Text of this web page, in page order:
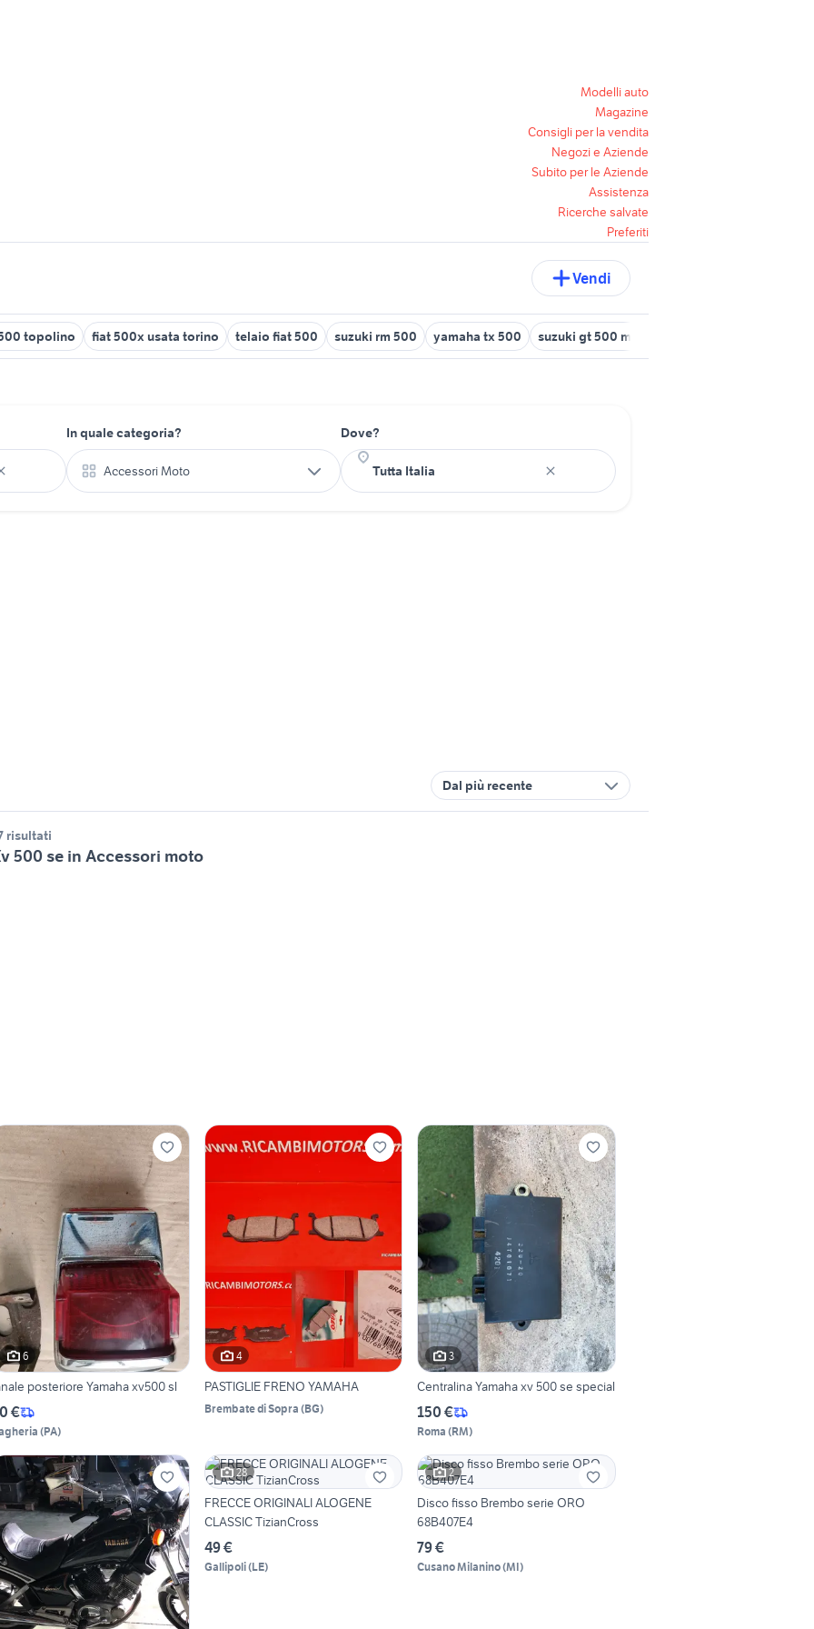
Modelli auto
Magazine
Consigli per la vendita
Negozi e Aziende
Subito per le Aziende
Assistenza
Ricerche salvate
Preferiti
Vendi
topolino fiat 500x usata torino telaio fiat 500 suzuki rm 500 yamaha tx 500 suzuki gt 500 moto
In quale categoria?
Accessori Moto
Dove?
Dal più recente
risultati
500 se in Accessori moto
6
posteriore Yamaha xv500 sl
€
(PA)
4
PASTIGLIE FRENO YAMAHA
Brembate di Sopra (BG)
3
Centralina Yamaha xv 500 se special
150 €
Roma (RM)
28
FRECCE ORIGINALI ALOGENE
CLASSIC TizianCross
49 €
Gallipoli(LE)
2
Disco fisso Brembo serie ORO
68B407E4
79 €
Cusano Milanino(MI)